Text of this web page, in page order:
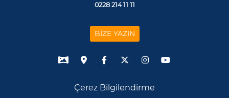
0228 214 11 11
BİZE YAZIN
Çerez Bilgilendirme